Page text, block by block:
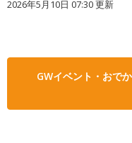
2026年5月10日 07:30 更新
GWイベント・おで